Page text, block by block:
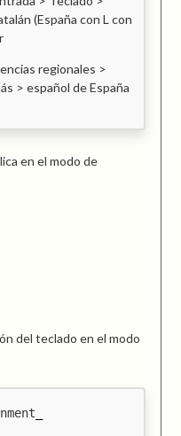
(España con L con
regionales >
> español de España
en el modo de
del teclado en el modo